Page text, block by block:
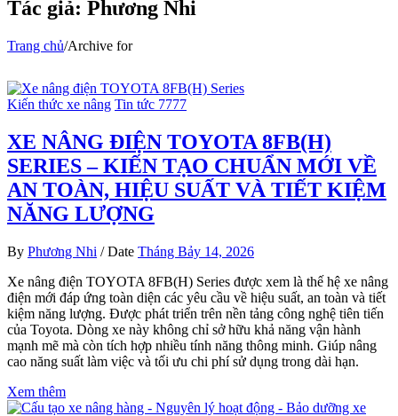
Tác giả: Phương Nhi
Trang chủ/Archive for
Kiến thức xe nâng Tin tức 7777
XE NÂNG ĐIỆN TOYOTA 8FB(H)
SERIES – KIẾN TẠO CHUẨN MỚI VỀ
AN TOÀN, HIỆU SUẤT VÀ TIẾT KIỆM
NĂNG LƯỢNG
By Phương Nhi / Date Tháng Bảy 14, 2026
Xe nâng điện TOYOTA 8FB(H) Series được xem là thế hệ xe nâng
điện mới đáp ứng toàn diện các yêu cầu về hiệu suất, an toàn và tiết
kiệm năng lượng. Được phát triển trên nền tảng công nghệ tiên tiến
của Toyota. Dòng xe này không chỉ sở hữu khả năng vận hành
mạnh mẽ mà còn tích hợp nhiều tính năng thông minh. Giúp nâng
cao năng suất làm việc và tối ưu chi phí sử dụng trong dài hạn.
Xem thêm